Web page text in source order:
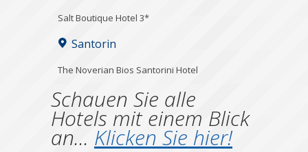
Salt Boutique Hotel 3*
Santorin
The Noverian Bios Santorini Hotel
Schauen Sie alle
Hotels mit einem Blick
an... Klicken Sie hier!